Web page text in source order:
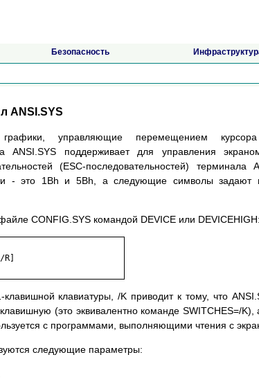
Безопасность
ANSI.SYS
управляющие перемещением
ANSI.SYS поддерживает для управления
(ESC-последовательностей) терминала
- это 1Bh и 5Bh, а следующие символы задают
CONFIG.SYS командой DEVICE или DEVICEHIGH:
клавиатуры, /K приводит к тому, что
(это эквивалентно команде SWITCHES=/K),
с программами, выполняющими чтения с
следующие параметры: